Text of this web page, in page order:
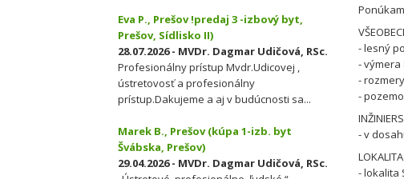
- lesný
- výmera
-
-
- v
LOKALITA
- lokalita
Eva P., Prešov !predaj 3 -izbový byt,
Prešov, Sídlisko II)
28.07.2026 - MVDr. Dagmar Udičová, RSc.
Profesionálny prístup Mvdr.Udicovej ,
ústretovosť a profesionálny
prístup.Dakujeme a aj v budúcnosti sa...
Marek B., Prešov (kúpa 1-izb. byt
Švábska, Prešov)
29.04.2026 - MVDr. Dagmar Udičová, RSc.